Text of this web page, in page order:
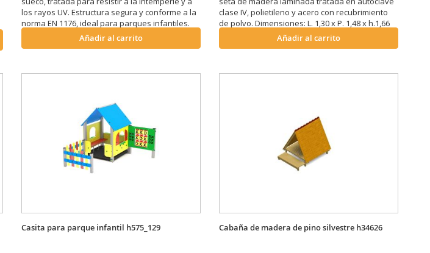
los rayos UV. Estructura segura y conforme a la
norma EN 1176, ideal para parques infantiles.
Dimensiones: L. 116 x P. 122 x h. 189 cm.
Añadir al carrito
clase IV, polietileno y acero con recubrimiento
de polvo. Dimensiones: L. 1,30 x P. 1,48 x h.1,66
Añadir al carrito
Casita para parque infantil h575_129 Cabaña de madera de pino silvestre h34626